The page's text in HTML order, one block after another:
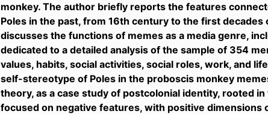
monkey. The author briefly reports the features
Poles in the past, from 16th century to the first
discusses the functions of memes as a media genre,
dedicated to a detailed analysis of the sample of 354
values, habits, social activities, social roles, work, and
self-stereotype of Poles in the proboscis monkey
theory, as a case study of postcolonial identity, rooted
focused on negative features, with positive